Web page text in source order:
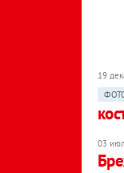
19
03